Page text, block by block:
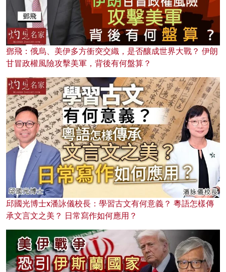
鄧飛：俄烏、美伊多方衝突交織，是否釀成世界大戰？ 伊朗
甘冒政權風險攻擊美軍，背後有何盤算？
邱國光博士x潘詠儀校長：學習古文有何意義？ 粵語怎樣傳
承文言文之美？ 日常寫作如何應用？